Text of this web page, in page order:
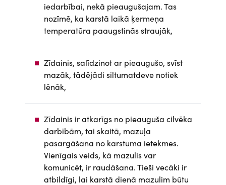
iedarbībai, nekā pieaugušajam. Tas
nozīmē, ka karstā laikā ķermeņa
temperatūra paaugstinās straujāk,
Zīdainis, salīdzinot ar pieaugušo, svīst
mazāk, tādējādi siltumatdeve notiek
lēnāk,
Zīdainis ir atkarīgs no pieauguša cilvēka
darbībām, tai skaitā, mazuļa
pasargāšana no karstuma ietekmes.
Vienīgais veids, kā mazulis var
komunicēt, ir raudāšana. Tieši vecāki ir
atbildīgi, lai karstā dienā mazulim būtu